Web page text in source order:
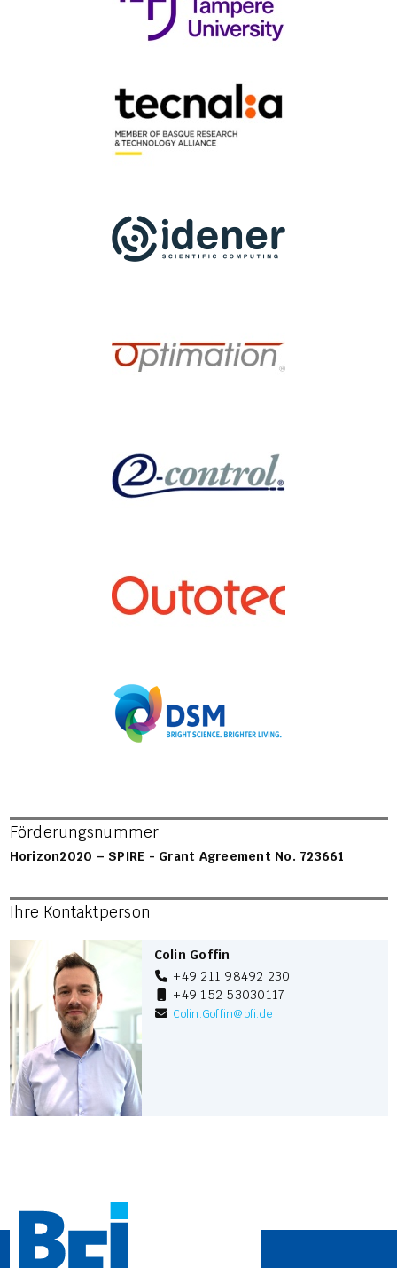
Förderungsnummer
Horizon2020 – SPIRE - Grant Agreement No. 723661
Ihre Kontaktperson
Colin Goffin
+49 211 98492 230
+49 152 53030117
Colin.Goffin@bfi.de